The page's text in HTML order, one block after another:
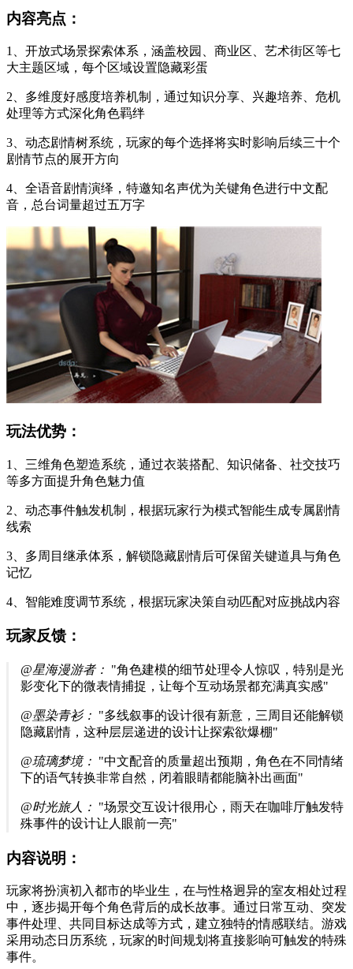
内容亮点：
1、开放式场景探索体系，涵盖校园、商业区、艺术街区等七
大主题区域，每个区域设置隐藏彩蛋
2、多维度好感度培养机制，通过知识分享、兴趣培养、危机
处理等方式深化角色羁绊
3、动态剧情树系统，玩家的每个选择将实时影响后续三十个
剧情节点的展开方向
4、全语音剧情演绎，特邀知名声优为关键角色进行中文配
音，总台词量超过五万字
玩法优势：
1、三维角色塑造系统，通过衣装搭配、知识储备、社交技巧
等多方面提升角色魅力值
2、动态事件触发机制，根据玩家行为模式智能生成专属剧情
线索
3、多周目继承体系，解锁隐藏剧情后可保留关键道具与角色
记忆
4、智能难度调节系统，根据玩家决策自动匹配对应挑战内容
玩家反馈：
@星海漫游者： "角色建模的细节处理令人惊叹，特别是光
影变化下的微表情捕捉，让每个互动场景都充满真实感"
@墨染青衫： "多线叙事的设计很有新意，三周目还能解锁
隐藏剧情，这种层层递进的设计让探索欲爆棚"
@琉璃梦境： "中文配音的质量超出预期，角色在不同情绪
下的语气转换非常自然，闭着眼睛都能脑补出画面"
@时光旅人： "场景交互设计很用心，雨天在咖啡厅触发特
殊事件的设计让人眼前一亮"
内容说明：
玩家将扮演初入都市的毕业生，在与性格迥异的室友相处过程
中，逐步揭开每个角色背后的成长故事。通过日常互动、突发
事件处理、共同目标达成等方式，建立独特的情感联结。游戏
采用动态日历系统，玩家的时间规划将直接影响可触发的特殊
事件。